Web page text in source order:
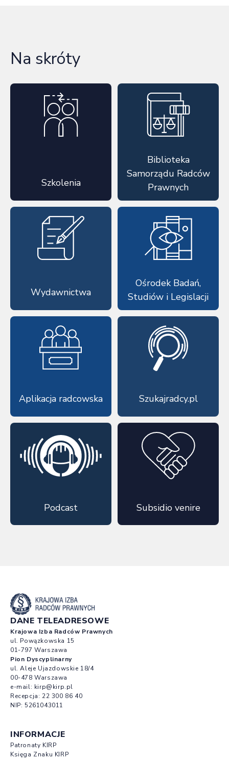
Na skróty
Szkolenia
Biblioteka
Samorządu Radców
Prawnych
Wydawnictwa
Ośrodek Badań,
Studiów i Legislacji
Aplikacja radcowska Szukajradcy.pl
Podcast Subsidio venire
DANE TELEADRESOWE
Krajowa Izba Radców Prawnych
ul. Powązkowska 15
01-797 Warszawa
Pion Dyscyplinarny
ul. Aleje Ujazdowskie 18/4
00-478 Warszawa
e-mail: kirp@kirp.pl
Recepcja: 22 300 86 40
NIP: 5261043011
INFORMACJE
Patronaty KIRP
Księga Znaku KIRP